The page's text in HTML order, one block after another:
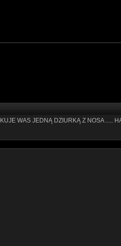
WAS JEDNĄ DZIURKĄ Z NOSA .....